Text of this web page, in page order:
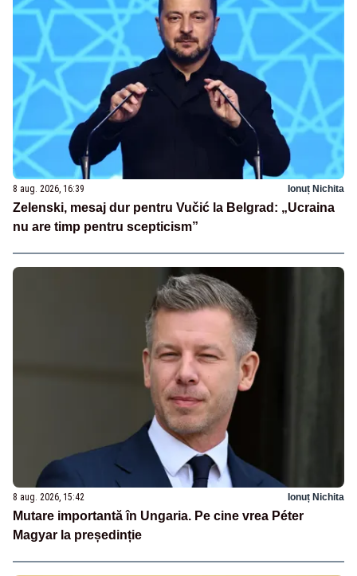
8 aug. 2026, 16:39 Ionuț Nichita
Zelenski, mesaj dur pentru Vučić la Belgrad: „Ucraina
nu are timp pentru scepticism”
8 aug. 2026, 15:42 Ionuț Nichita
Mutare importantă în Ungaria. Pe cine vrea Péter
Magyar la președinție